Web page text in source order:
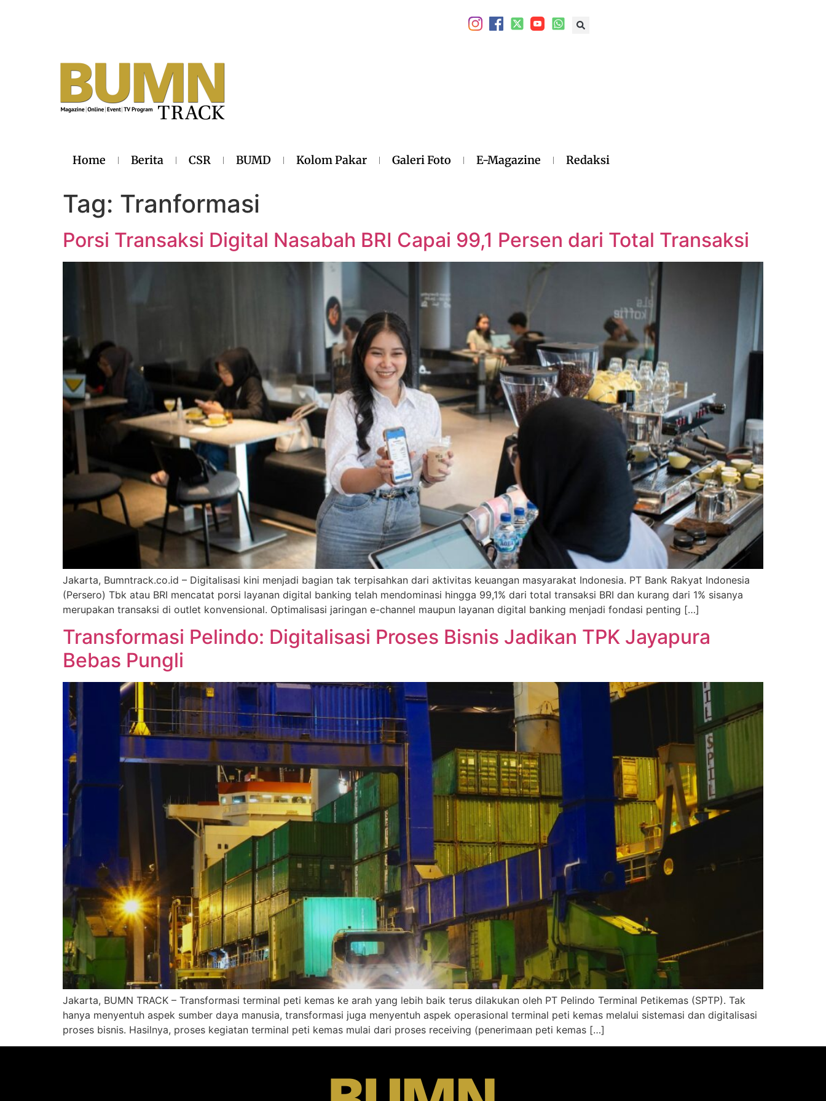
Home Berita CSR BUMD Kolom Pakar Galeri Foto E-Magazine Redaksi
Tag: Tranformasi
Porsi Transaksi Digital Nasabah BRI Capai 99,1 Persen dari Total Transaksi
Jakarta, Bumntrack.co.id – Digitalisasi kini menjadi bagian tak terpisahkan dari aktivitas keuangan masyarakat Indonesia. PT Bank Rakyat Indonesia
(Persero) Tbk atau BRI mencatat porsi layanan digital banking telah mendominasi hingga 99,1% dari total transaksi BRI dan kurang dari 1% sisanya
merupakan transaksi di outlet konvensional. Optimalisasi jaringan e-channel maupun layanan digital banking menjadi fondasi penting […]
Transformasi Pelindo: Digitalisasi Proses Bisnis Jadikan TPK Jayapura
Bebas Pungli
Jakarta, BUMN TRACK – Transformasi terminal peti kemas ke arah yang lebih baik terus dilakukan oleh PT Pelindo Terminal Petikemas (SPTP). Tak
hanya menyentuh aspek sumber daya manusia, transformasi juga menyentuh aspek operasional terminal peti kemas melalui sistemasi dan digitalisasi
proses bisnis. Hasilnya, proses kegiatan terminal peti kemas mulai dari proses receiving (penerimaan peti kemas […]